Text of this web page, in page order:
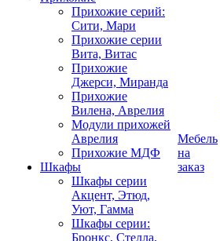
Прихожие серий:
Сити, Мари
Прихожие серии
Вита, Витас
Прихожие
Джерси, Миранда
Прихожие
Вилена, Аврелия
Модули прихожей
Аврелия
Прихожие МДФ
Шкафы
Шкафы серии
Акцент, Этюд,
Уют, Гамма
Шкафы серии:
Бронкс, Стелла,
Мебель
на
заказ